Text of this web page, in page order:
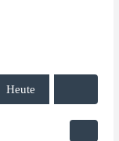
Heute